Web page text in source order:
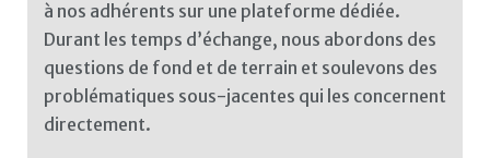
à nos adhérents sur une plateforme dédiée.
Durant les temps d’échange, nous abordons des
questions de fond et de terrain et soulevons des
problématiques sous-jacentes qui les concernent
directement.